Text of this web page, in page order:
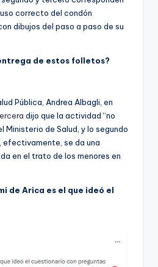
correcto del condón
dibujos del paso a paso de su
de estos folletos?
Pública, Andrea Albagli, en
dijo que la actividad “no
Ministerio de Salud, y lo segundo
efectivamente, se da una
en el trato de los menores en
de Arica es el que ideó el